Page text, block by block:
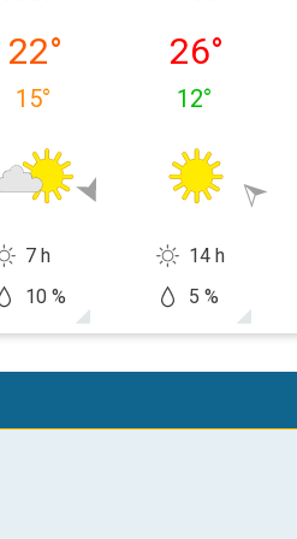
sobota 08. 08.
22°
15°
7 h
10 %
nedeľa 09. 08.
26°
12°
14 h
5 %